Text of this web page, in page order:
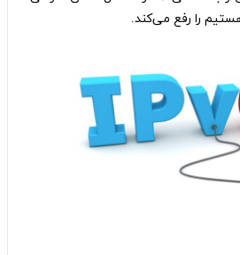
را رفع می‌کند.